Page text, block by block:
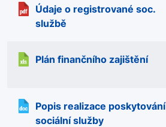
Údaje o registrované soc.
službě
Plán finančního zajištění
Popis realizace poskytování
sociální služby